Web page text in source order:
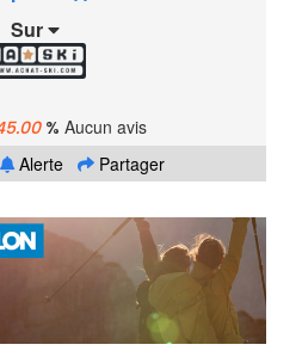
Sur
% Aucun avis
Alerte Partager